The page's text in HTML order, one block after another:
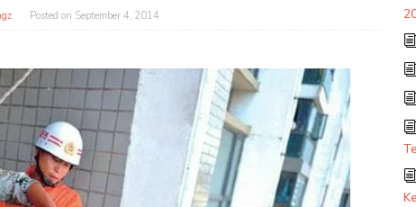
Posted on September 4, 2014